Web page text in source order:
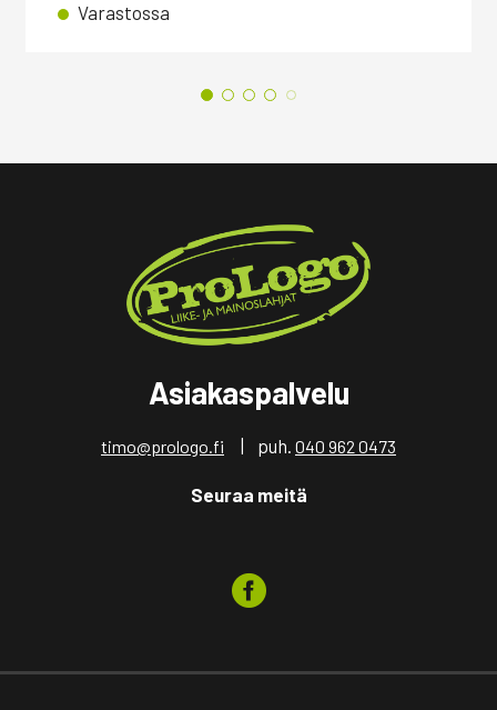
Varastossa
Asiakaspalvelu
timo@prologo.fi | puh. 040 962 0473
Seuraa meitä